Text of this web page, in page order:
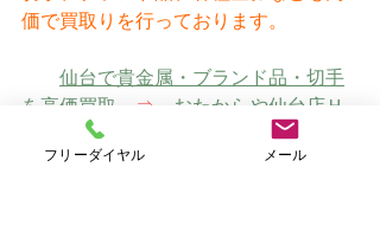
価で買取りを行っております。
仙台で貴金属・ブランド品・切手
を高価買取
⇒ おたからや仙台店Ｈ
Ｐ（オリジナルサイト）
フリーダイヤル メール